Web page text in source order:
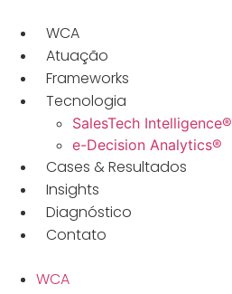
para
conteúdo
WCA
Atuação
Frameworks
Tecnologia
SalesTech Intelligence®
e-Decision Analytics®
Cases & Resultados
Insights
Diagnóstico
Contato
WCA